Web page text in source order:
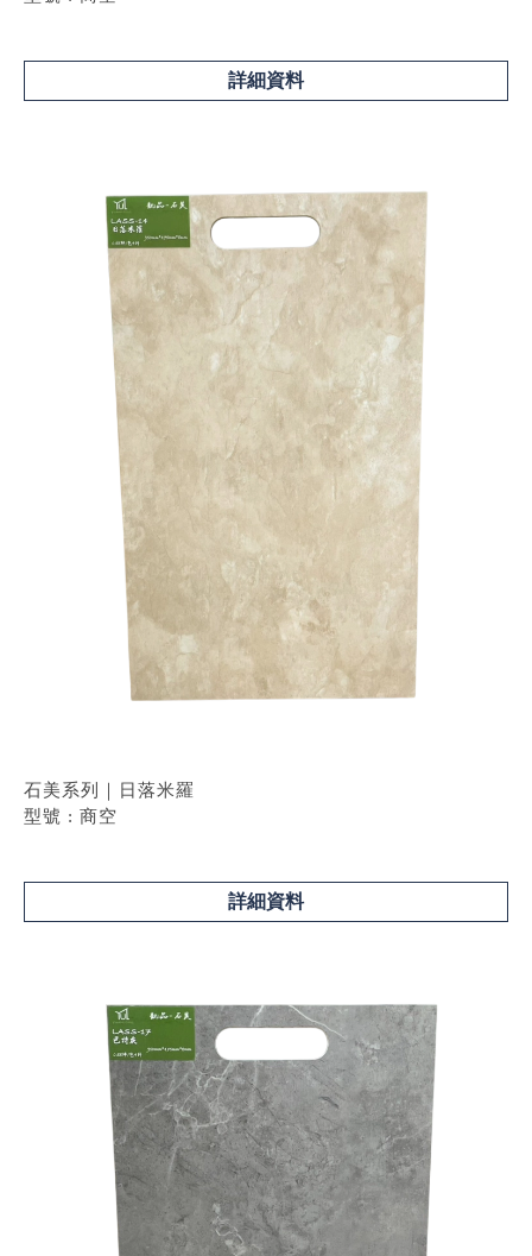
詳細資料
石美系列｜日落米羅
型號 : 商空
詳細資料